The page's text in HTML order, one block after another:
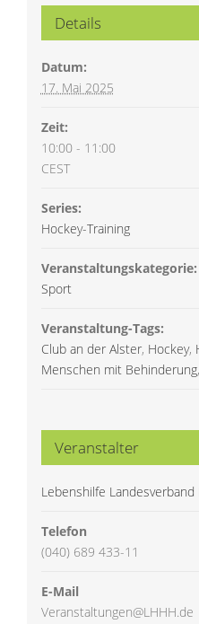
Details
Datum:
17. Mai 2025
Zeit:
10:00 - 11:00
CEST
Series:
Hockey-Training
Veranstaltungskategorie:
Sport
Veranstaltung-Tags:
Club an der Alster, Hockey,
Menschen mit Behinderung,
Veranstalter
Lebenshilfe Landesverband
Telefon
(040) 689 433-11
E-Mail
Veranstaltungen@LHHH.de